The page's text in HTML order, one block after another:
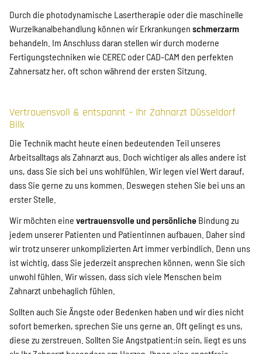
Durch die photodynamische Lasertherapie oder die maschinelle
Wurzelkanalbehandlung können wir Erkrankungen schmerzarm
behandeln. Im Anschluss daran stellen wir durch moderne
Fertigungstechniken wie CEREC oder CAD-CAM den perfekten
Zahnersatz her, oft schon während der ersten Sitzung.
Vertrauensvoll & entspannt – Ihr Zahnarzt Düsseldorf
Bilk
Die Technik macht heute einen bedeutenden Teil unseres
Arbeitsalltags als Zahnarzt aus. Doch wichtiger als alles andere ist
uns, dass Sie sich bei uns wohlfühlen. Wir legen viel Wert darauf,
dass Sie gerne zu uns kommen. Deswegen stehen Sie bei uns an
erster Stelle.
Wir möchten eine vertrauensvolle und persönliche Bindung zu
jedem unserer Patienten und Patientinnen aufbauen. Daher sind
wir trotz unserer unkomplizierten Art immer verbindlich. Denn uns
ist wichtig, dass Sie jederzeit ansprechen können, wenn Sie sich
unwohl fühlen. Wir wissen, dass sich viele Menschen beim
Zahnarzt unbehaglich fühlen.
Sollten auch Sie Ängste oder Bedenken haben und wir dies nicht
sofort bemerken, sprechen Sie uns gerne an. Oft gelingt es uns,
diese zu zerstreuen. Sollten Sie Angstpatient:in sein, liegt es uns